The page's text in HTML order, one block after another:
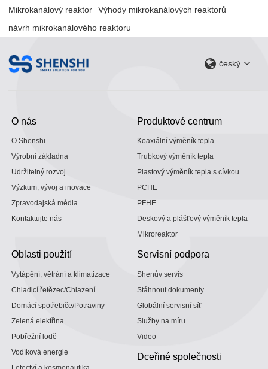
Mikrokanálový reaktor
Výhody mikrokanálových reaktorů
návrh mikrokanálového reaktoru
český
O nás
O Shenshi
Výrobní základna
Udržitelný rozvoj
Výzkum, vývoj a inovace
Zpravodajská média
Kontaktujte nás
Produktové centrum
Koaxiální výměník tepla
Trubkový výměník tepla
Plastový výměník tepla s cívkou
PCHE
PFHE
Deskový a plášťový výměník tepla
Mikroreaktor
Oblasti použití
Vytápění, větrání a klimatizace
Chladicí řetězec/Chlazení
Domácí spotřebiče/Potraviny
Zelená elektřina
Pobřežní lodě
Vodíková energie
Servisní podpora
Shenův servis
Stáhnout dokumenty
Globální servisní síť
Služby na míru
Video
Dceřiné společnosti